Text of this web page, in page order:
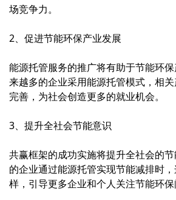
场竞争力。
2、促进节能环保产业发展
能源托管服务的推广将有助于节能环
来越多的企业采用能源托管模式，相
完善，为社会创造更多的就业机会。
3、提升全社会节能意识
共赢框架的成功实施将提升全社会的
的企业通过能源托管实现节能减排时
样，引导更多企业和个人关注节能环保